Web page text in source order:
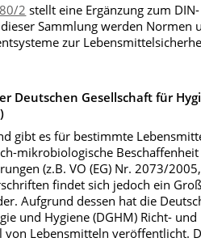
2 stellt eine Ergänzung zum DIN-
Sammlung werden Normen
zur
Deutschen Gesellschaft für
gibt es für bestimmte
mikrobiologische Beschaffenheit
(z.B. VO (EG) Nr. 2073/
findet sich jedoch ein
Aufgrund dessen hat die
und Hygiene (DGHM) Richt- und
von Lebensmitteln veröffentlicht.